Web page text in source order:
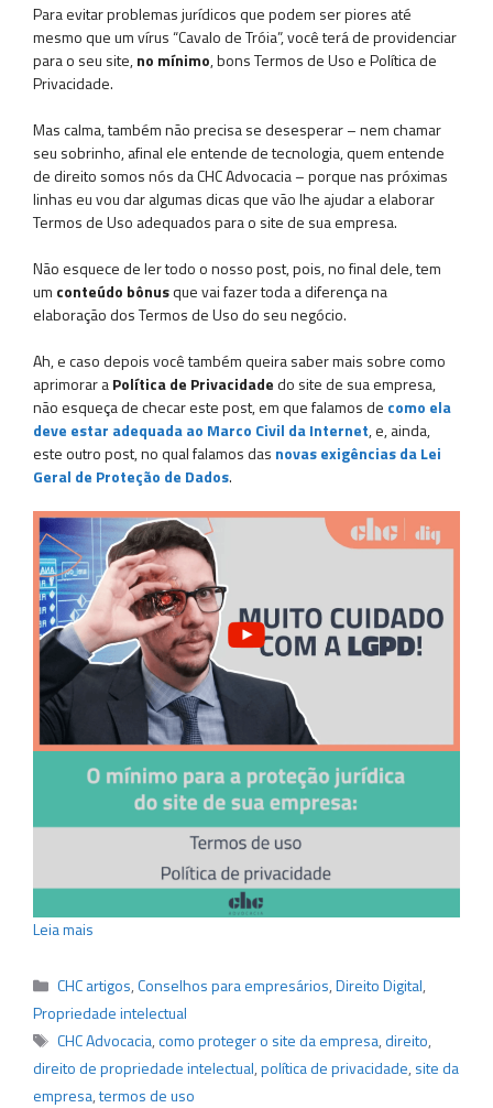
Para evitar problemas jurídicos que podem ser piores até
mesmo que um vírus “Cavalo de Tróia”, você terá de providenciar
para o seu site,no mínimo, bons Termos de Uso e Política de
Privacidade.
Mas calma, também não precisa se desesperar – nem chamar
seu sobrinho, afinal ele entende de tecnologia, quem entende
de direito somos nós da CHC Advocacia – porque nas próximas
linhas eu vou dar algumas dicas que vão lhe ajudar a elaborar
Termos de Uso adequados para o site de sua empresa.
Não esquece de ler todo o nosso post, pois, no final dele, tem
um conteúdo bônusque vai fazer toda a diferença na
elaboração dos Termos de Uso do seu negócio.
Ah, e caso depois você também queira saber mais sobre como
aprimorar aPolítica de Privacidadedo site de sua empresa,
não esqueça de checar este post, em que falamos de como ela
deve estar adequada ao Marco Civil da Internet, e, ainda,
este outro post, no qual falamos das novas exigências da Lei
Geral de Proteção de Dados.
Leia mais
Categorias
CHC artigos,Conselhos para empresários,Direito Digital,
Propriedade intelectual
Tags
CHC Advocacia,como proteger o site da empresa,direito,
direito de propriedade intelectual,política de privacidade, site da
empresa,termos de uso